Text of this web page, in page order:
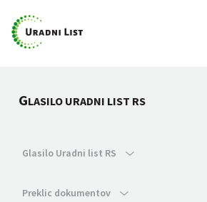
GLASILO URADNI LIST RS
Glasilo Uradni list RS
Preklic dokumentov